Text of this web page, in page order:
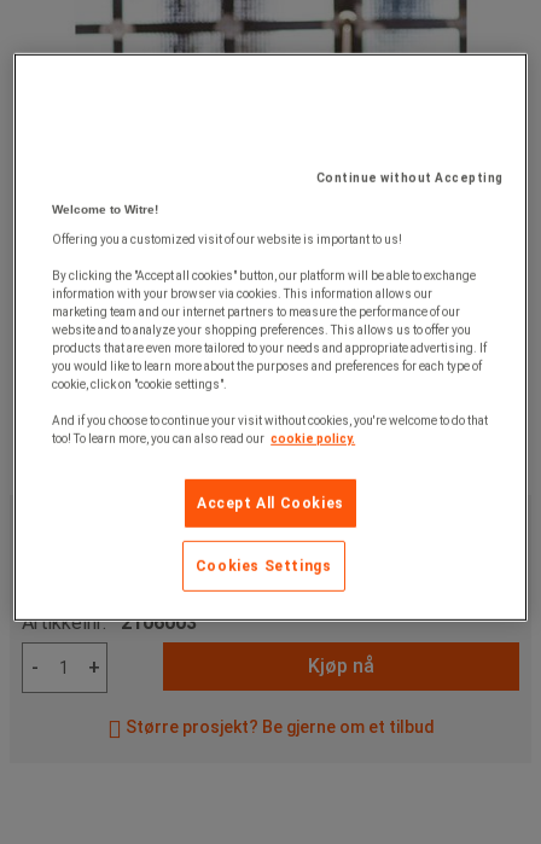
ekskl. mva
Artikkelnr:2106003
-
+ Kjøp nå
Større prosjekt? Be gjerne om et tilbud
Continue without Accepting
Welcome to Witre!
Offering you a customized visit of our website is important to us!
By clicking the "Accept all cookies" button, our platform will be able to exchange
information with your browser via cookies. This information allows our
marketing team and our internet partners to measure the performance of our
website and to analyze your shopping preferences. This allows us to offer you
products that are even more tailored to your needs and appropriate advertising. If
you would like to learn more about the purposes and preferences for each type of
cookie, click on "cookie settings".
And if you choose to continue your visit without cookies, you're welcome to do that
too! To learn more, you can also read our cookie policy.
Accept All Cookies
Cookies Settings